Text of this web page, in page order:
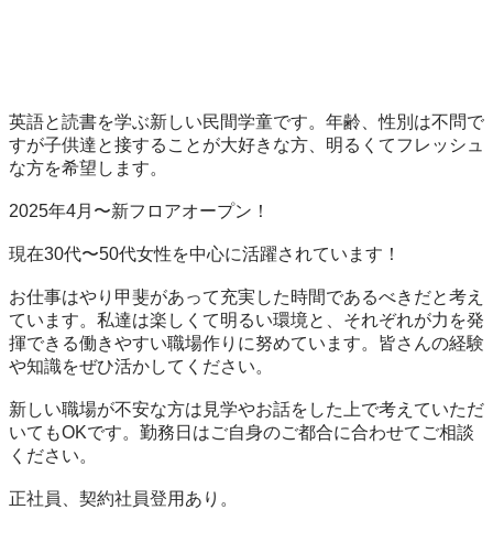
英語と読書を学ぶ新しい民間学童です。年齢、性別は不問で
すが子供達と接することが大好きな方、明るくてフレッシュ
な方を希望します。
2025年4月〜新フロアオープン！
現在30代〜50代女性を中心に活躍されています！
お仕事はやり甲斐があって充実した時間であるべきだと考え
ています。私達は楽しくて明るい環境と、それぞれが力を発
揮できる働きやすい職場作りに努めています。皆さんの経験
や知識をぜひ活かしてください。
新しい職場が不安な方は見学やお話をした上で考えていただ
いてもOKです。勤務日はご自身のご都合に合わせてご相談
ください。
正社員、契約社員登用あり。